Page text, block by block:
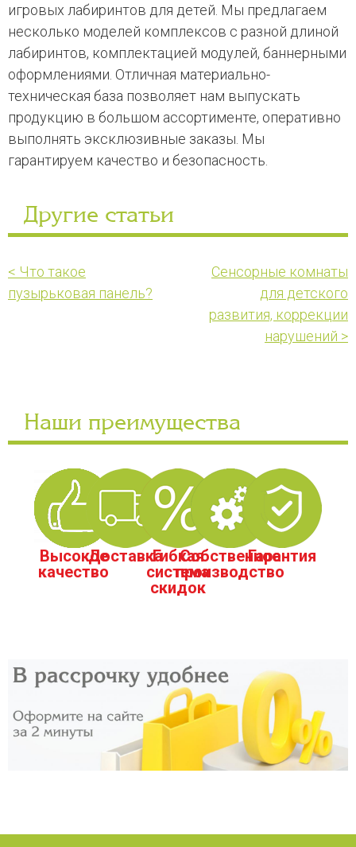
игровых лабиринтов для детей. Мы предлагаем
несколько моделей комплексов с разной длиной
лабиринтов, комплектацией модулей, баннерными
оформлениями. Отличная материально-
техническая база позволяет нам выпускать
продукцию в большом ассортименте, оперативно
выполнять эксклюзивные заказы. Мы
гарантируем качество и безопасность.
Другие статьи
< Что такое
пузырьковая панель?
Сенсорные комнаты
для детского
развития, коррекции
нарушений >
Наши преимущества
Высокое
качество
ДоставкаГибкая
система
скидок
Собственное
производство
Гарантия